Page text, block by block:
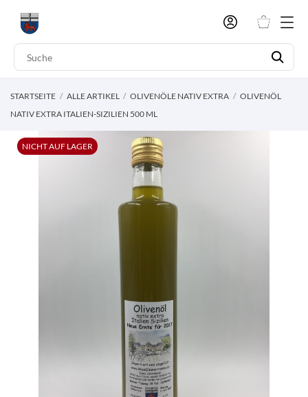
STARTSEITE ALLE ARTIKEL OLIVENÖLE NATIV EXTRA
OLIVENÖL
NATIV EXTRA ITALIEN-SIZILIEN 500 ML
NICHT AUF LAGER